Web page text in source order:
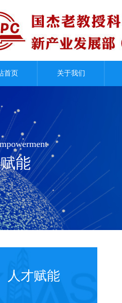
首页 关于我们
国杰智库
领导关怀
联系我们
能
人才赋能